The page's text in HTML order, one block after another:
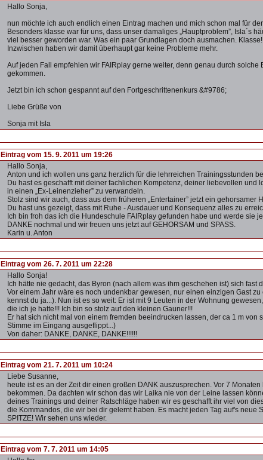
Hallo Sonja,
nun möchte ich auch endlich einen Eintrag machen und mich schon mal für
Besonders klasse war für uns, dass unser damaliges „Hauptproblem”, Isla´s
viel besser geworden war. Was ein paar Grundlagen doch ausmachen. Klasse!
Inzwischen haben wir damit überhaupt gar keine Probleme mehr.
Auf jeden Fall empfehlen wir FAIRplay gerne weiter, denn genau durch
gekommen.
Jetzt bin ich schon gespannt auf den Fortgeschrittenenkurs &#9786;
Liebe Grüße von
Sonja mit Isla
Eintrag vom 15. 9. 2011 um 19:26
Hallo Sonja,
Anton und ich wollen uns ganz herzlich für die lehrreichen Trainingsstunden
Du hast es geschafft mit deiner fachlichen Kompetenz, deiner liebevollen und
in einen „Ex-Leinenzieher” zu verwandeln.
Stolz sind wir auch, dass aus dem früheren „Entertainer” jetzt ein gehorsamer
Du hast uns gezeigt, dass mit Ruhe - Ausdauer und Konsequenz alles zu
Ich bin froh das ich die Hundeschule FAIRplay gefunden habe und werde sie
DANKE nochmal und wir freuen uns jetzt auf GEHORSAM und SPASS.
Karin u. Anton
Eintrag vom 26. 7. 2011 um 22:28
Hallo Sonja!
Ich hätte nie gedacht, das Byron (nach allem was ihm geschehen ist) sich fast
Vor einem Jahr wäre es noch undenkbar gewesen, nur einen einzigen Gast
kennst du ja...). Nun ist es so weit: Er ist mit 9 Leuten in der Wohnung
die ich je hatte!!! Ich bin so stolz auf den kleinen Gauner!!!
Er hat sich nicht mal von einem fremden beeindrucken lassen, der ca 1 m
Stimme im Eingang ausgeflippt...)
Von daher: DANKE, DANKE, DANKE!!!!!!
Eintrag vom 21. 7. 2011 um 10:24
Liebe Susanne,
heute ist es an der Zeit dir einen großen DANK auszusprechen. Vor 7
bekommen. Da dachten wir schon das wir Laika nie von der Leine lassen
deines Trainings und deiner Ratschläge haben wir es geschafft ihr viel von
die Kommandos, die wir bei dir gelernt haben. Es macht jeden Tag auf's
SPITZE! Wir sehen uns wieder.
Eintrag vom 7. 7. 2011 um 14:05